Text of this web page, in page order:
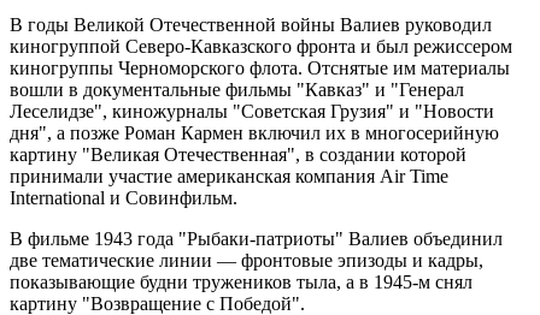
В годы Великой Отечественной войны Валиев руководил
киногруппой Северо-Кавказского фронта и был режиссером
киногруппы Черноморского флота. Отснятые им материалы
вошли в документальные фильмы "Кавказ" и "Генерал
Леселидзе", киножурналы "Советская Грузия" и "Новости
дня", а позже Роман Кармен включил их в многосерийную
картину "Великая Отечественная", в создании которой
принимали участие американская компания Air Time
International и Совинфильм.
В фильме 1943 года "Рыбаки-патриоты" Валиев объединил
две тематические линии — фронтовые эпизоды и кадры,
показывающие будни тружеников тыла, а в 1945-м снял
картину "Возвращение с Победой".